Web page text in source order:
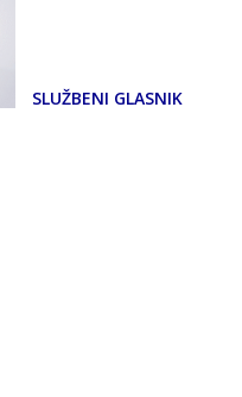
SLUŽBENI GLASNIK